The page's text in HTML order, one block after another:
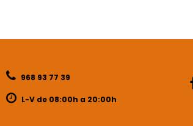
968 93 77 39
L-V de 08:00h a 20:00h